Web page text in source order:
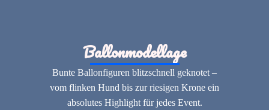
Ballonmodellage
Bunte Ballonfiguren blitzschnell geknotet –
vom flinken Hund bis zur riesigen Krone ein
absolutes Highlight für jedes Event.